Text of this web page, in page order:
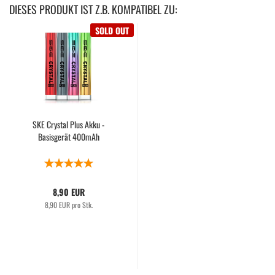
DIESES PRODUKT IST Z.B. KOMPATIBEL ZU:
SOLD OUT
SKE Crystal Plus Akku -
Basisgerät 400mAh
8,90 EUR
8,90 EUR pro Stk.